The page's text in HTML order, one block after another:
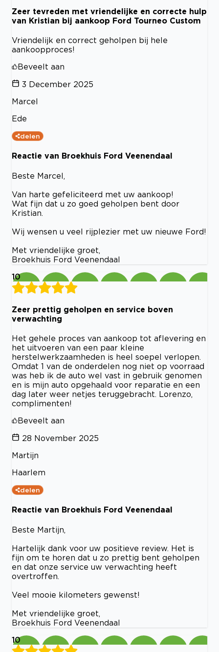
Zeer tevreden met vriendelijke en correcte hulp
van Kristian bij aankoop Ford Tourneo Custom
Vriendelijk en correct geholpen bij hele
aankoopproces!
Beveelt aan
3 December 2025
Marcel
Ede
delen
Reactie van Broekhuis Ford Veenendaal
Beste Marcel,
Van harte gefeliciteerd met uw aankoop!
Wat fijn dat u zo goed geholpen bent door
Kristian.
Wij wensen u veel rijplezier met uw nieuwe Ford!
Met vriendelijke groet,
Broekhuis Ford Veenendaal
10
Zeer prettig geholpen en service boven
verwachting
Het gehele proces van aankoop tot aflevering en
het uitvoeren van een paar kleine
herstelwerkzaamheden is heel soepel verlopen.
Omdat 1 van de onderdelen nog niet op voorraad
was heb ik de auto wel vast in gebruik genomen
en is mijn auto opgehaald voor reparatie en een
dag later weer netjes teruggebracht. Lorenzo,
complimenten!
Beveelt aan
28 November 2025
Martijn
Haarlem
delen
Reactie van Broekhuis Ford Veenendaal
Beste Martijn,
Hartelijk dank voor uw positieve review. Het is
fijn om te horen dat u zo prettig bent geholpen
en dat onze service uw verwachting heeft
overtroffen.
Veel mooie kilometers gewenst!
Met vriendelijke groet,
Broekhuis Ford Veenendaal
10